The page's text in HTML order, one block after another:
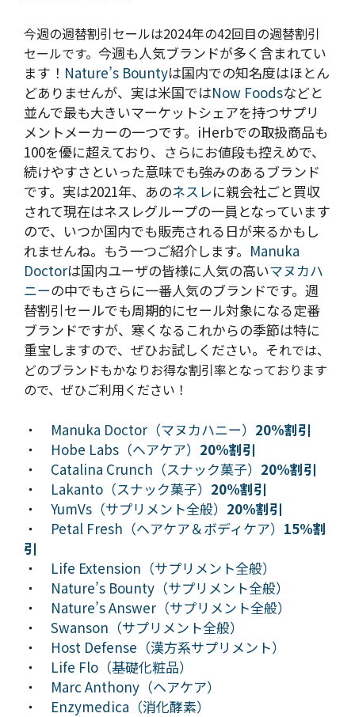
今週の週替割引セールは2024年の42回目の週替割引
セールです。 今週も人気ブランドが多く含まれてい
ます！ Nature’s Bountyは国内での知名度はほとん
どありませんが、実は米国ではNow Foodsなどと
並んで最も大きいマーケットシェアを持つサプリ
メントメーカーの一つです。iHerbでの取扱商品も
100を優に超えており、さらにお値段も控えめで、
続けやすさといった意味でも強みのあるブランド
です。実は2021年、あのネスレに親会社ごと買収
されて現在はネスレグループの一員となっています
ので、いつか国内でも販売される日が来るかもし
れませんね。もう一つご紹介します。 Manuka
Doctorは国内ユーザの皆様に人気の高いマヌカハ
ニーの中でもさらに一番人気のブランドです。週
替割引セールでも周期的にセール対象になる定番
ブランドですが、寒くなるこれからの季節は特に
重宝しますので、ぜひお試しください。 それでは、
どのブランドもかなりお得な割引率となっております
ので、ぜひご利用ください！
・ Manuka Doctor（マヌカハニー） 20%割引
・ Hobe Labs（ヘアケア） 20%割引
・ Catalina Crunch（スナック菓子） 20%割引
・ Lakanto（スナック菓子） 20%割引
・ YumVs（サプリメント全般） 20%割引
・ Petal Fresh（ヘアケア＆ボディケア） 15%割
引
・ Life Extension（サプリメント全般）
・ Nature’s Bounty（サプリメント全般）
・ Nature’s Answer（サプリメント全般）
・ Swanson（サプリメント全般）
・ Host Defense（漢方系サプリメント）
・ Life Flo（基礎化粧品）
・ Marc Anthony（ヘアケア）
・ Enzymedica（消化酵素）